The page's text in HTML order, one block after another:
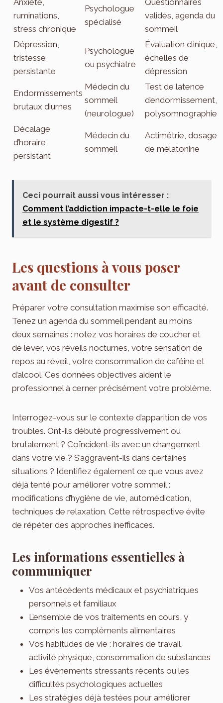
ruminations,
stress chronique
Psychologue
spécialisé
validés, agenda du
sommeil
Dépression,
tristesse
persistante
Psychologue
ou psychiatre
Évaluation clinique,
échelles de
dépression
Endormissements
brutaux diurnes
Médecin du
sommeil
(neurologue)
Test de latence
d’endormissement,
polysomnographie
Décalage
d’horaire
persistant
Médecin du
sommeil
Actimétrie, dosage
de mélatonine
Ceci pourrait aussi vous intéresser :
Comment l’addiction impacte-t-elle le foie
et le système digestif ?
Les questions à vous poser
avant de consulter
Préparer votre consultation maximise son efficacité.
Tenez un agenda du sommeil pendant au moins
deux semaines : notez vos horaires de coucher et
de lever, vos réveils nocturnes, votre sensation de
repos au réveil, votre consommation de caféine et
d’alcool. Ces données objectives aident le
professionnel à cerner précisément votre problème.
Interrogez-vous sur le contexte d’apparition de vos
troubles. Ont-ils débuté progressivement ou
brutalement ? Coïncident-ils avec un changement
dans votre vie ? S’aggravent-ils dans certaines
situations ? Identifiez également ce que vous avez
déjà tenté pour améliorer votre sommeil :
modifications d’hygiène de vie, automédication,
techniques de relaxation. Cette rétrospective évite
de répéter des approches inefficaces.
Les informations essentielles à
communiquer
Vos antécédents médicaux et psychiatriques
personnels et familiaux
L’ensemble de vos traitements en cours, y
compris les compléments alimentaires
Vos habitudes de vie : horaires de travail,
activité physique, consommation de substances
Les événements stressants récents ou les
difficultés psychologiques actuelles
Les stratégies déjà testées pour améliorer